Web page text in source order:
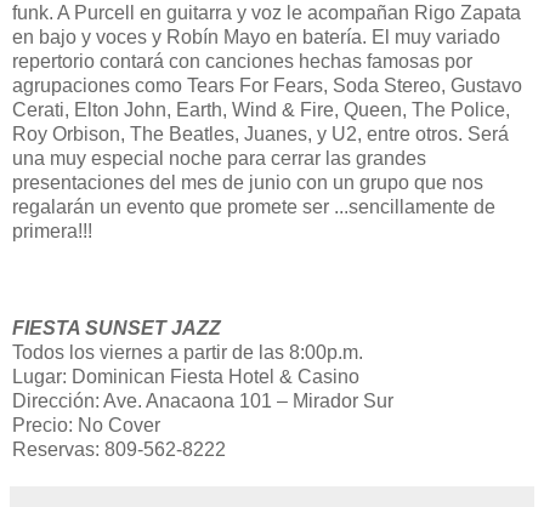
funk. A Purcell en guitarra y voz le acompañan Rigo Zapata
en bajo y voces y Robín Mayo en batería. El muy variado
repertorio contará con canciones hechas famosas por
agrupaciones como Tears For Fears, Soda Stereo, Gustavo
Cerati, Elton John, Earth, Wind & Fire, Queen, The Police,
Roy Orbison, The Beatles, Juanes, y U2, entre otros. Será
una muy especial noche para cerrar las grandes
presentaciones del mes de junio con un grupo que nos
regalarán un evento que promete ser ...sencillamente de
primera!!!
FIESTA SUNSET JAZZ
Todos los viernes a partir de las 8:00p.m.
Lugar: Dominican Fiesta Hotel & Casino
Dirección: Ave. Anacaona 101 – Mirador Sur
Precio: No Cover
Reservas: 809-562-8222